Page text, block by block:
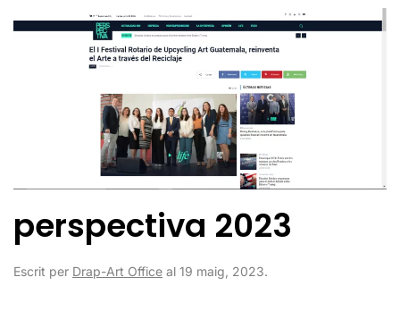
perspectiva 2023
Escrit per Drap-Art Office al 19 maig, 2023.